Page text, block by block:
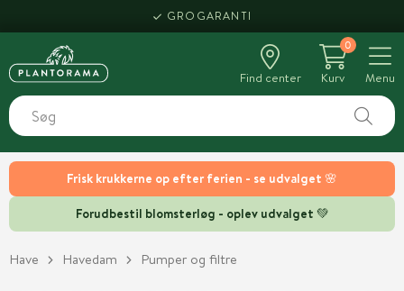
Frisk krukkerne op efter ferien - se udvalget 🌸
Forudbestil blomsterløg - oplev udvalget 💚
HENT SAMME DAG
Find center
0
Kurv
Menu
Have Havedam Pumper og filtre